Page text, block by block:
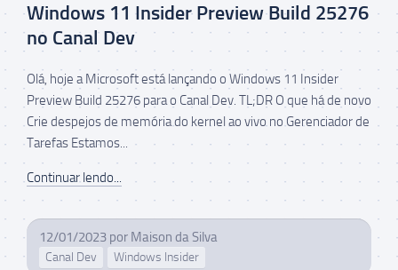
Windows 11 Insider Preview Build 25276
no Canal Dev
Olá, hoje a Microsoft está lançando o Windows 11 Insider
Preview Build 25276 para o Canal Dev. TL;DR O que há de novo
Crie despejos de memória do kernel ao vivo no Gerenciador de
Tarefas Estamos...
Continuar lendo...
12/01/2023 por Maison da Silva
Canal Dev Windows Insider